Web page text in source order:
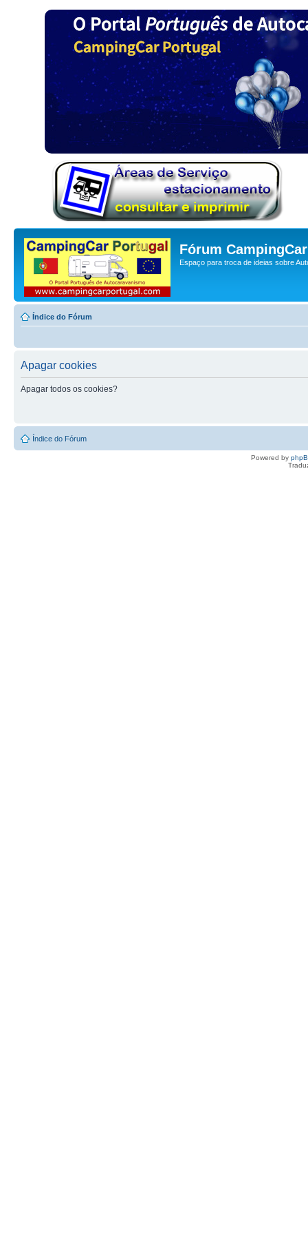
Fórum
Espaço para troca de ideias sobre
Índice do Fórum
Apagar cookies
Apagar todos os cookies?
Índice do Fórum
Powered by